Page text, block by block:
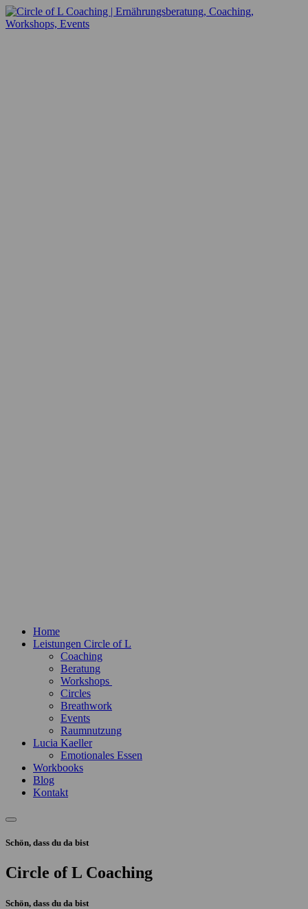
Home
Leistungen Circle of L
Coaching
Beratung
Workshops
Circles
Breathwork
Events
Raumnutzung
Lucia Kaeller
Emotionales Essen
Workbooks
Blog
Kontakt
Schön, dass du da bist
Circle of L Coaching
Schön, dass du da bist